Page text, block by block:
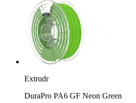
Extrudr
DuraPro PA6 GF Neon Green